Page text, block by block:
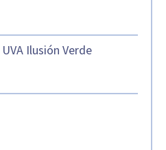
Ilusión Verde